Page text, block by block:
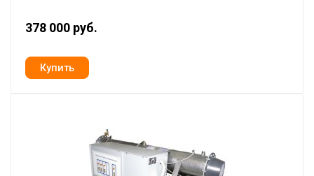
378 000 руб.